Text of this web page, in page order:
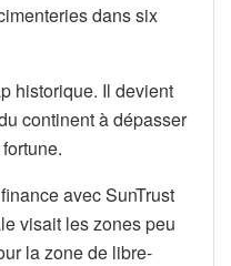
dans six
historique. Il devient
continent à dépasser
avec SunTrust
visait les zones peu
la zone de libre-